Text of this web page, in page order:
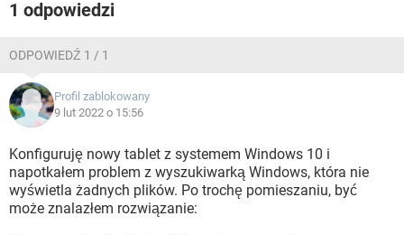
1 odpowiedzi
ODPOWIEDŹ 1 / 1
Profil zablokowany
9 lut 2022 o 15:56
Konfiguruję nowy tablet z systemem Windows 10 i
napotkałem problem z wyszukiwarką Windows, która nie
wyświetla żadnych plików. Po trochę pomieszaniu, być
może znalazłem rozwiązanie: